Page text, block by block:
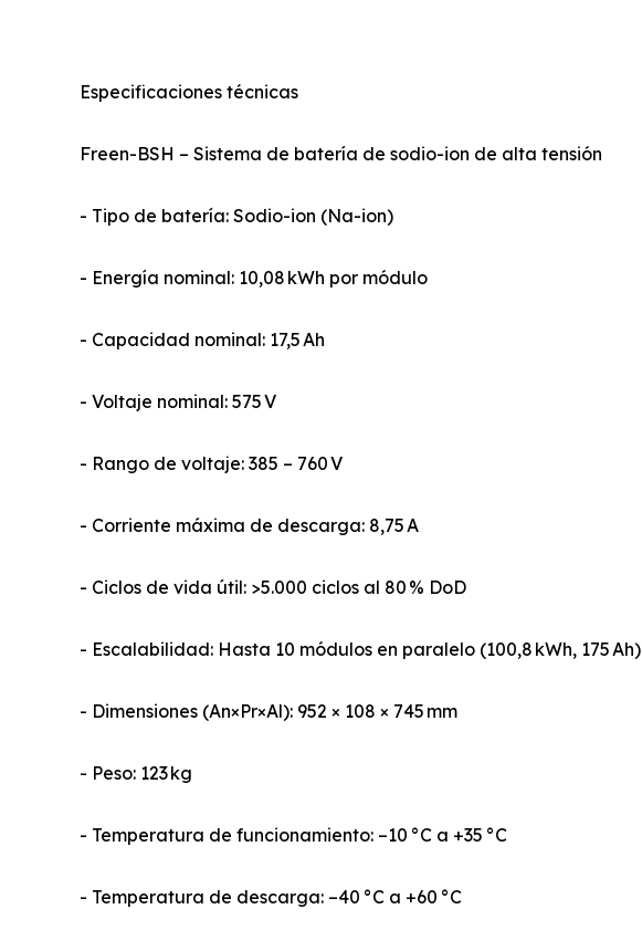
Especificaciones técnicas
Freen-BSH – Sistema de batería de sodio-ion de alta tensión
- Tipo de batería: Sodio-ion (Na-ion)
- Energía nominal: 10,08 kWh por módulo
- Capacidad nominal: 17,5 Ah
- Voltaje nominal: 575 V
- Rango de voltaje: 385 – 760 V
- Corriente máxima de descarga: 8,75 A
- Ciclos de vida útil: >5.000 ciclos al 80 % DoD
- Escalabilidad: Hasta 10 módulos en paralelo (100,8 kWh, 175 Ah)
- Dimensiones (An×Pr×Al): 952 × 108 × 745 mm
- Peso: 123 kg
- Temperatura de funcionamiento: –10 °C a +35 °C
- Temperatura de descarga: –40 °C a +60 °C